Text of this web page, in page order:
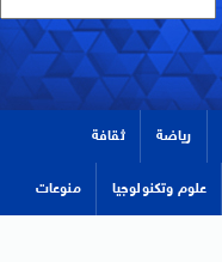
رياضة ثقافة
علوم وتكنولوجيا منوعات